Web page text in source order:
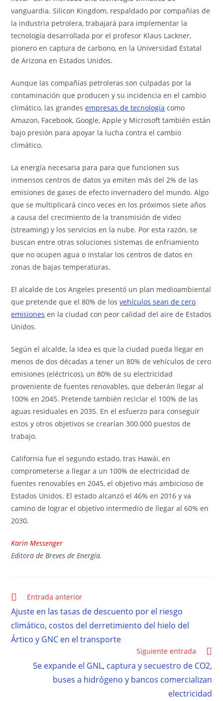
vanguardia. Silicon Kingdom, respaldado por compañías de
la industria petrolera, trabajará para implementar la
tecnología desarrollada por el profesor Klaus Lackner,
pionero en captura de carbono, en la Universidad Estatal
de Arizona en Estados Unidos.
Aunque las compañías petroleras son culpadas por la
contaminación que producen y su incidencia en el cambio
climático, las grandesempresas de tecnología como
Amazon, Facebook, Google, Apple y Microsoft también están
bajo presión para apoyar la lucha contra el cambio
climático.
La energía necesaria para para que funcionen sus
inmensos centros de datos ya emiten más del 2% de las
emisiones de gases de efecto invernadero del mundo. Algo
que se multiplicará cinco veces en los próximos siete años
a causa del crecimiento de la transmisión de video
(streaming) y los servicios en la nube. Por esta razón, se
buscan entre otras soluciones sistemas de enfriamiento
que no ocupen agua o instalar los centros de datos en
zonas de bajas temperaturas.
El alcalde de Los Angeles presentó un plan medioambiental
que pretende que el 80% de losvehículos sean de cero
emisiones en la ciudad con peor calidad del aire de Estados
Unidos.
Según el alcalde, la idea es que la ciudad pueda llegar en
menos de dos décadas a tener un 80% de vehículos de cero
emisiones (eléctricos), un 80% de su electricidad
proveniente de fuentes renovables, que deberán llegar al
100% en 2045. Pretende también reciclar el 100% de las
aguas residuales en 2035. En el esfuerzo para conseguir
estos y otros objetivos se crearían 300.000 puestos de
trabajo.
California fue el segundo estado, tras Hawái, en
comprometerse a llegar a un 100% de electricidad de
fuentes renovables en 2045, el objetivo más ambicioso de
Estados Unidos. El estado alcanzó el 46% en 2016 y va
camino de lograr el objetivo intermedio de llegar al 60% en
2030.
Karin Messenger
Editora de Breves de Energía.
Entrada anterior
Ajuste en las tasas de descuento por el riesgo
climático, costos del derretimiento del hielo del
Ártico y GNC en el transporte
Siguiente entrada
Se expande el GNL, captura y secuestro de CO2,
buses a hidrógeno y bancos comercializan
electricidad